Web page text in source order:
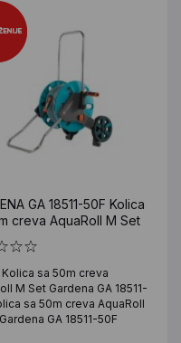
GA 18511-50F Kolica
creva AquaRoll M Set
sa 50m creva
M Set Gardena GA 18511-
sa 50m creva AquaRoll
GA 18511-50F